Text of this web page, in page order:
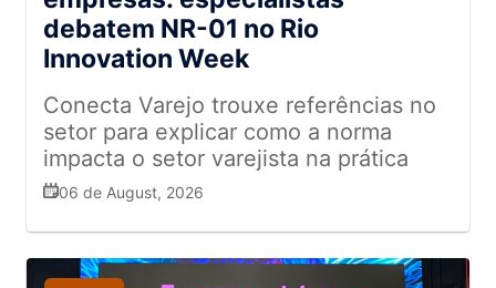
debatem NR-01 no Rio
Innovation Week
Conecta Varejo trouxe referências no
setor para explicar como a norma
impacta o setor varejista na prática
06 de August, 2026